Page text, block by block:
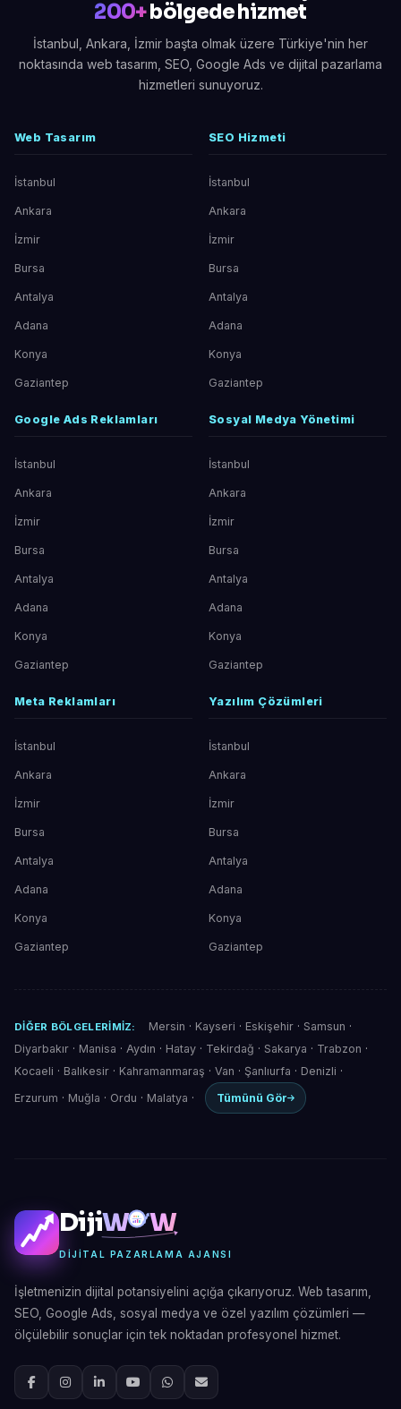
200+bölgede hizmet
İstanbul, Ankara, İzmir başta olmak üzere Türkiye'nin her
noktasında web tasarım, SEO, Google Ads ve dijital pazarlama
hizmetleri sunuyoruz.
Web Tasarım
İstanbul
Ankara
İzmir
Bursa
Antalya
Adana
Konya
Gaziantep
SEO Hizmeti
İstanbul
Ankara
İzmir
Bursa
Antalya
Adana
Konya
Gaziantep
Google Ads Reklamları
İstanbul
Ankara
İzmir
Bursa
Antalya
Adana
Konya
Gaziantep
Sosyal Medya Yönetimi
İstanbul
Ankara
İzmir
Bursa
Antalya
Adana
Konya
Gaziantep
Meta Reklamları
İstanbul
Ankara
İzmir
Bursa
Antalya
Adana
Konya
Gaziantep
Yazılım Çözümleri
İstanbul
Ankara
İzmir
Bursa
Antalya
Adana
Konya
Gaziantep
DIĞER BÖLGELERIMIZ: Mersin · Kayseri · Eskişehir· Samsun ·
Diyarbakır · Manisa · Aydın · Hatay · Tekirdağ · Sakarya · Trabzon ·
Kocaeli · Balıkesir · Kahramanmaraş · Van · Şanlıurfa · Denizli ·
Erzurum · Muğla · Ordu · Malatya · Tümünü Gör
DijiW W
DIJITAL PAZARLAMA AJANSI
İşletmenizin dijital potansiyelini açığa çıkarıyoruz. Web tasarım,
SEO, Google Ads, sosyal medya ve özel yazılım çözümleri —
ölçülebilir sonuçlar için tek noktadan profesyonel hizmet.